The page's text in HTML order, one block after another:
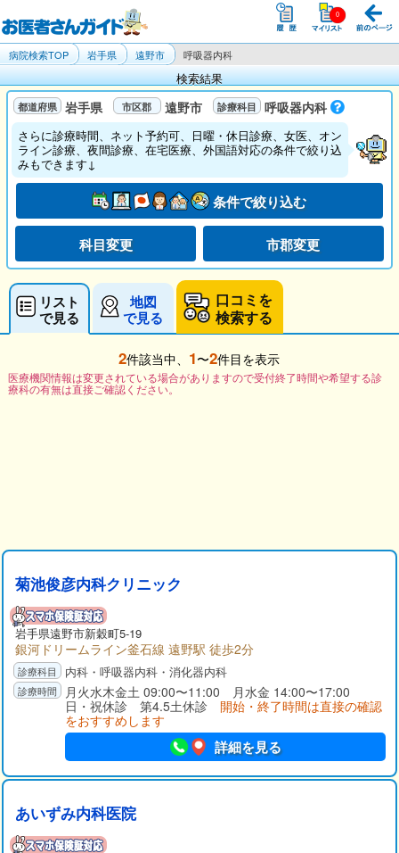
病院検索TOP 岩手県 遠野市 呼吸器内科
検索結果
岩手県 遠野市 呼吸器内科
さらに診療時間、ネット予約可、日曜・休日診療、女医、オン
ライン診療、夜間診療、在宅医療、外国語対応の条件で絞り込
みもできます↓
条件で絞り込む
科目変更 市郡変更
リスト
で見る
地図
で見る
口コミを
検索する
2件該当中、 1〜2件目を表示
医療機関情報は変更されている場合がありますので受付終了時間や希望する診
療科の有無は直接ご確認ください。
菊池俊彦内科クリニック
岩手県遠野市新穀町5-19
銀河ドリームライン釜石線 遠野駅 徒歩2分
内科・呼吸器内科・消化器内科
月火水木金土 09:00〜11:00 月水金 14:00〜17:00
日・祝休診 第4.5土休診 開始・終了時間は直接の確認
をおすすめします
詳細を見る
あいずみ内科医院